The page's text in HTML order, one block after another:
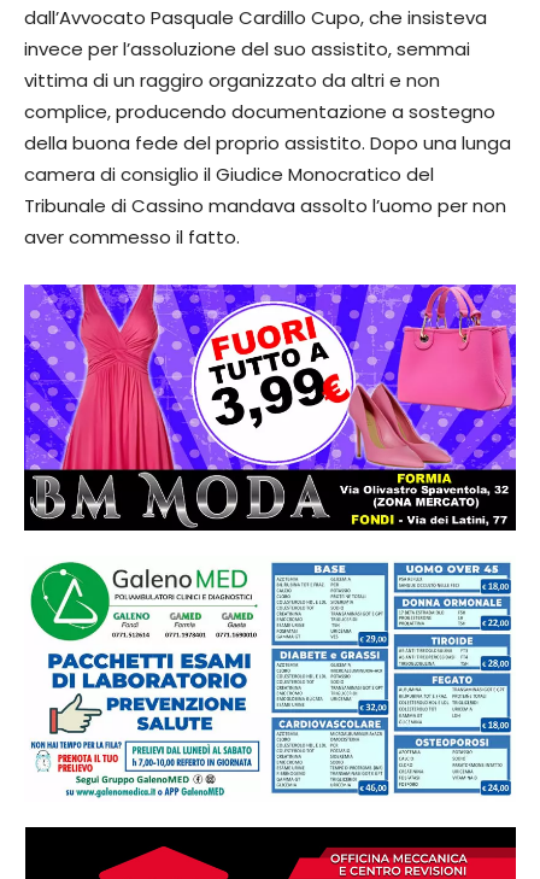
dall’Avvocato Pasquale Cardillo Cupo, che insisteva
invece per l’assoluzione del suo assistito, semmai
vittima di un raggiro organizzato da altri e non
complice, producendo documentazione a sostegno
della buona fede del proprio assistito. Dopo una lunga
camera di consiglio il Giudice Monocratico del
Tribunale di Cassino mandava assolto l’uomo per non
aver commesso il fatto.